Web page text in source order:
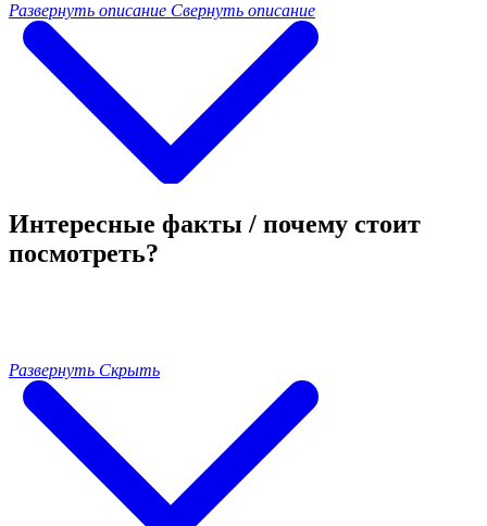
Развернуть описание Свернуть описание
Интересные факты / почему стоит
посмотреть?
Развернуть Скрыть